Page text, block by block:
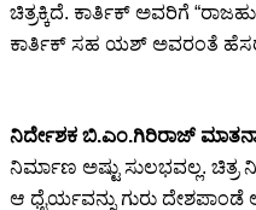
ಚಿತ್ರಕ್ಕಿದೆ. ಕಾರ್ತಿಕ್ ಅವರಿಗೆ
ಕಾರ್ತಿಕ್ ಸಹ ಯಶ್ ಅವರಂತೆ
ನಿರ್ದೇಶಕ ಬಿ.ಎಂ.ಗಿರಿರಾಜ್
ನಿರ್ಮಾಣ ಅಷ್ಟು ಸುಲಭವಲ್ಲ.
ಆ ಧೈರ್ಯವನ್ನು ಗುರು